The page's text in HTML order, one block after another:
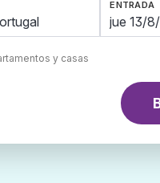
y casas
ENTRADA